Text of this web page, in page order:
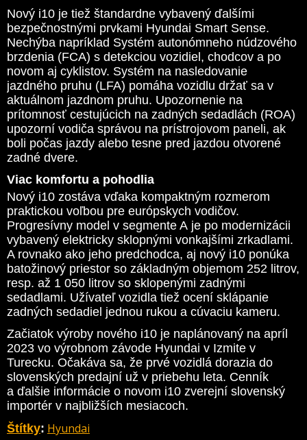
Nový i10 je tiež štandardne vybavený ďalšími
bezpečnostnými prvkami Hyundai Smart Sense.
Nechýba napríklad Systém autonómneho núdzového
brzdenia (FCA) s detekciou vozidiel, chodcov a po
novom aj cyklistov. Systém na nasledovanie
jazdného pruhu (LFA) pomáha vozidlu držať sa v
aktuálnom jazdnom pruhu. Upozornenie na
prítomnosť cestujúcich na zadných sedadlách (ROA)
upozorní vodiča správou na prístrojovom paneli, ak
boli počas jazdy alebo tesne pred jazdou otvorené
zadné dvere.
Viac komfortu a pohodlia
Nový i10 zostáva vďaka kompaktným rozmerom
praktickou voľbou pre európskych vodičov.
Progresívny model v segmente A je po modernizácii
vybavený elektricky sklopnými vonkajšími zrkadlami.
A rovnako ako jeho predchodca, aj nový i10 ponúka
batožinový priestor so základným objemom 252 litrov,
resp. až 1 050 litrov so sklopenými zadnými
sedadlami. Užívateľ vozidla tiež ocení sklápanie
zadných sedadiel jednou rukou a cúvaciu kameru.
Začiatok výroby nového i10 je naplánovaný na apríl
2023 vo výrobnom závode Hyundai v Izmite v
Turecku. Očakáva sa, že prvé vozidlá dorazia do
slovenských predajní už v priebehu leta. Cenník
a ďalšie informácie o novom i10 zverejní slovenský
importér v najbližších mesiacoch.
Štítky: Hyundai